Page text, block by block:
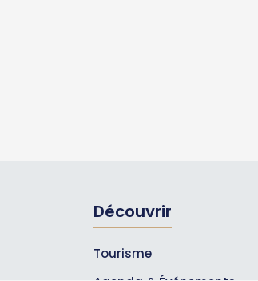
Découvrir
Tourisme